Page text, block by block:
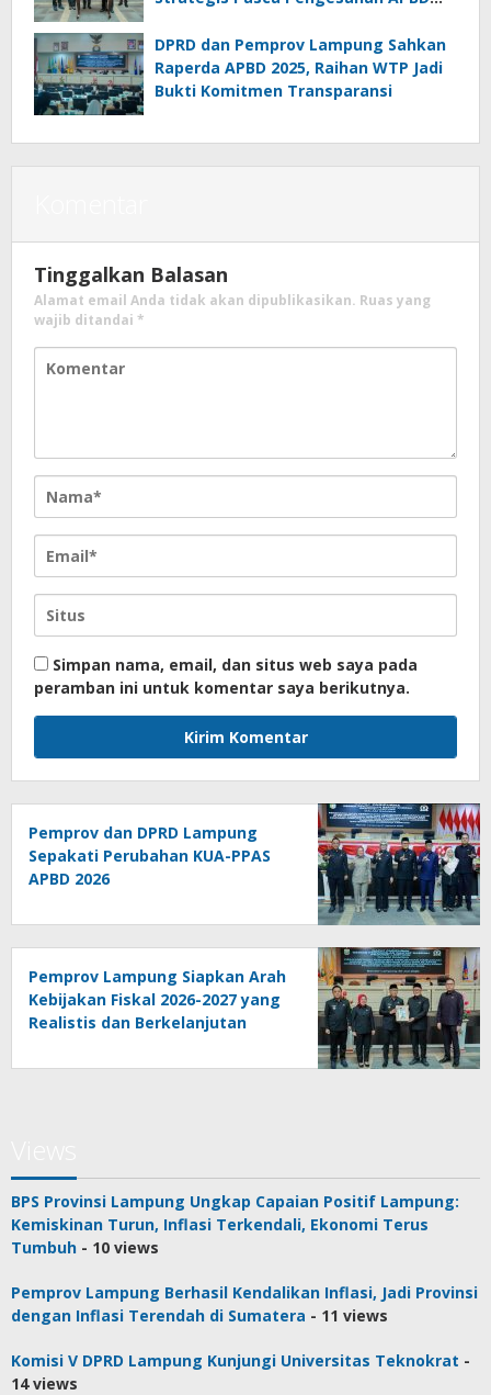
DPRD dan Pemprov Lampung Sahkan
Raperda APBD 2025, Raihan WTP Jadi
Bukti Komitmen Transparansi
Tinggalkan Balasan
Alamat email Anda tidak akan dipublikasikan. Ruas yang
wajib ditandai *
Simpan nama, email, dan situs web saya pada
peramban ini untuk komentar saya berikutnya.
Pemprov dan DPRD Lampung
Sepakati Perubahan KUA-PPAS
APBD 2026
Pemprov Lampung Siapkan Arah
Kebijakan Fiskal 2026-2027 yang
Realistis dan Berkelanjutan
BPS Provinsi Lampung Ungkap Capaian Positif Lampung:
Kemiskinan Turun, Inflasi Terkendali, Ekonomi Terus
Tumbuh - 10 views
Pemprov Lampung Berhasil Kendalikan Inflasi, Jadi Provinsi
dengan Inflasi Terendah di Sumatera - 11 views
Komisi V DPRD Lampung Kunjungi Universitas Teknokrat -
14 views